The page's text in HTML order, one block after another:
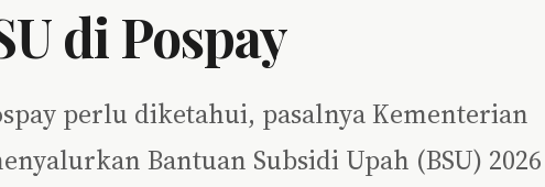
di Pospay
perlu diketahui, pasalnya Kementerian
Bantuan Subsidi Upah (BSU) 2026